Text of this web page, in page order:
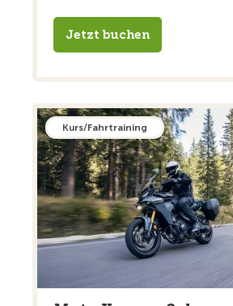
Jetzt buchen
Kurs/Fahrtraining